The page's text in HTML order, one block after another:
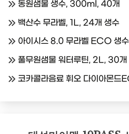
동원샘물 생수, 300ml, 40개
백산수 무라벨, 1L, 24개 생수
아이시스 8.0 무라벨 ECO 생
풀무원샘물 워터루틴, 2L, 30개
코카콜라음료 휘오 다이아몬